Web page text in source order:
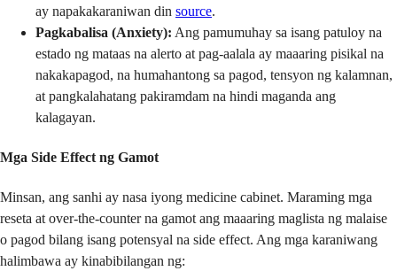
ay napakakaraniwan din source.
Pagkabalisa (Anxiety): Ang pamumuhay sa isang patuloy na
estado ng mataas na alerto at pag-aalala ay maaaring pisikal na
nakakapagod, na humahantong sa pagod, tensyon ng kalamnan,
at pangkalahatang pakiramdam na hindi maganda ang
kalagayan.
Mga Side Effect ng Gamot
Minsan, ang sanhi ay nasa iyong medicine cabinet. Maraming mga
reseta at over-the-counter na gamot ang maaaring maglista ng malaise
o pagod bilang isang potensyal na side effect. Ang mga karaniwang
halimbawa ay kinabibilangan ng: